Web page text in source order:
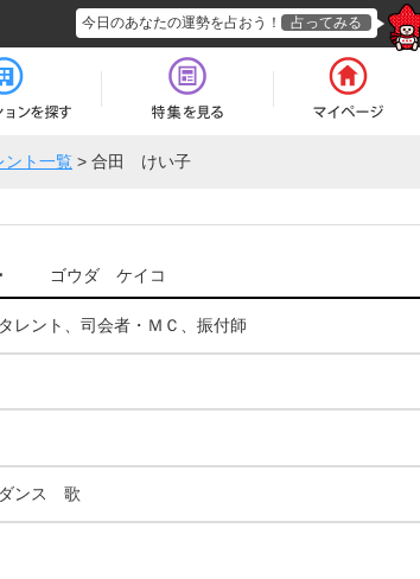
今日のあなたの運勢を占おう！ 占ってみる
ント一覧 > 合田 けい子
ゴウダ ケイコ
レント、司会者・ＭＣ、振付師
ンス 歌